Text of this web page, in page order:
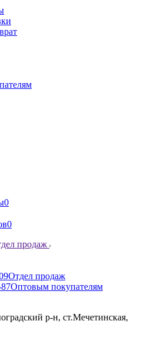
0
0
продаж
Отдел продаж
Оптовым покупателям
р-н, ст.Мечетинская,